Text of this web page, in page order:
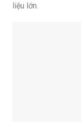
liệu lớn.